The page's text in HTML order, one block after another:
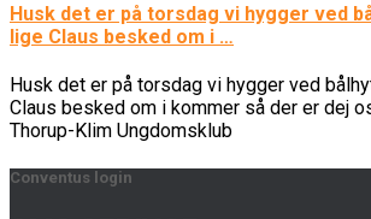
Husk det er på torsdag vi hygger ved
lige Claus besked om i …
Husk det er på torsdag vi hygger ved
Claus besked om i kommer så der er dej
Thorup-Klim Ungdomsklub
Conventus login